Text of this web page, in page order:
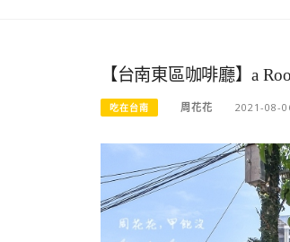
【台南東區咖啡廳】a
吃在台南 周花花 2021-08-